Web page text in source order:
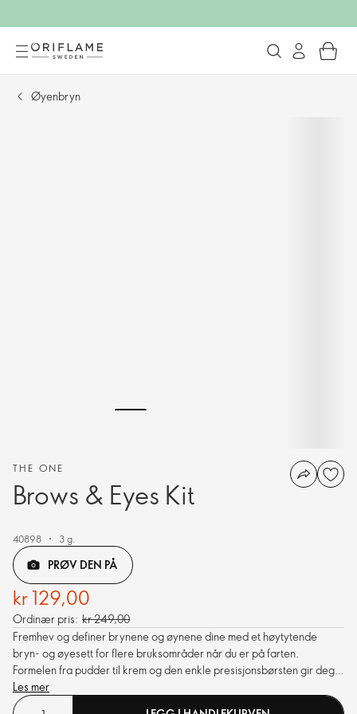
Øyenbryn
THE ONE
Brows & Eyes Kit
40898 3 g.
PRØV DEN PÅ
kr 129,00
Ordinær pris: kr 249,00
Fremhev og definer brynene og øynene dine med et høytytende
bryn- og øyesett for flere bruksområder når du er på farten.
Formelen fra pudder til krem og den enkle presisjonsbørsten gir deg
det utvalget og den allsidigheten du trenger for å få vakre, holdbare
bryn som ikke drysser av.
Les mer